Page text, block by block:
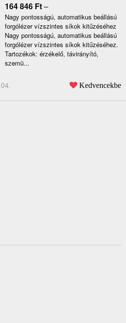
164 846 Ft–
Nagy pontosságú, automatikus beállású
forgólézer vízszintes síkok kitűzéséhez
Nagy pontosságú, automatikus beállású
forgólézer vízszintes síkok kitűzéséhez.
Tartozékok: érzékelő, távirányító,
szemü...
Kedvencekbe